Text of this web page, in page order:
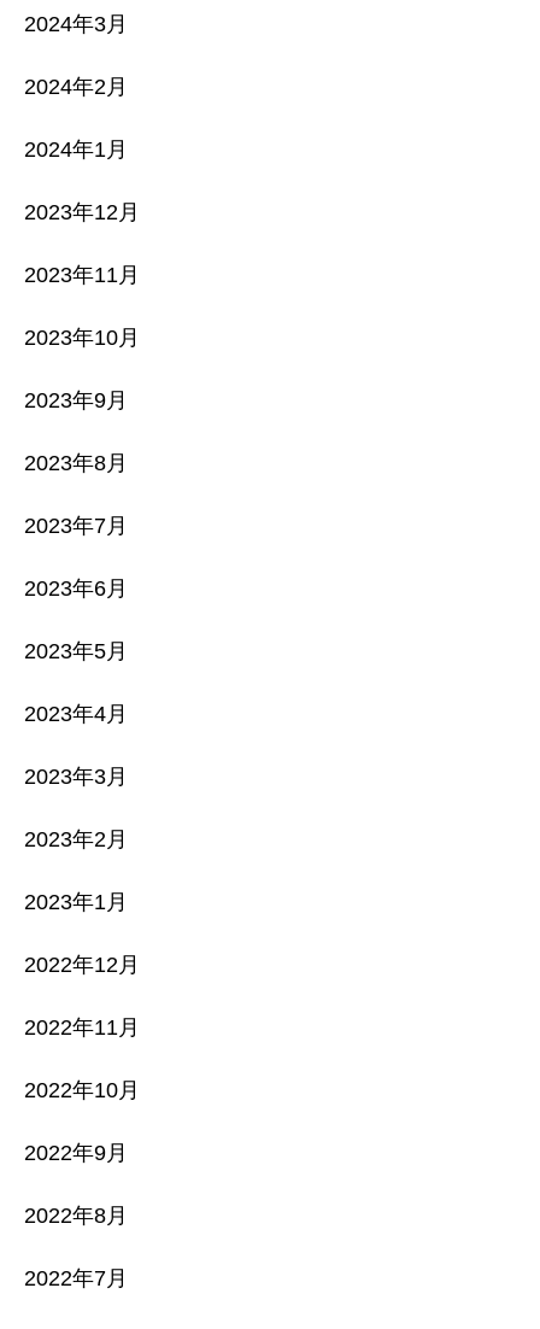
2024年3月
2024年2月
2024年1月
2023年12月
2023年11月
2023年10月
2023年9月
2023年8月
2023年7月
2023年6月
2023年5月
2023年4月
2023年3月
2023年2月
2023年1月
2022年12月
2022年11月
2022年10月
2022年9月
2022年8月
2022年7月